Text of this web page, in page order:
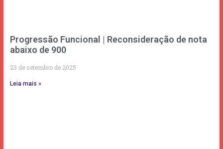
Progressão Funcional | Reconsideração de nota
abaixo de 900
23 de setembro de 2025
Leia mais »